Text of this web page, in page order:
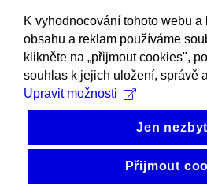
K vyhodnocování tohoto webu a
obsahu a reklam používáme
klikněte na „přijmout cookies",
souhlas k jejich uložení, správě
Upravit možnosti
Jen
Přijmout